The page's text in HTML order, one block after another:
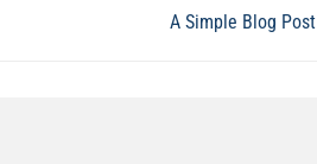
A Simple Blog Post